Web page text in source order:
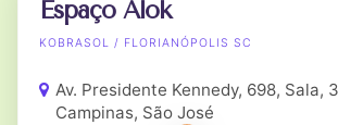
Espaço Alok
KOBRASOL / FLORIANÓPOLIS SC
Av. Presidente Kennedy, 698, Sala,
Campinas, São José